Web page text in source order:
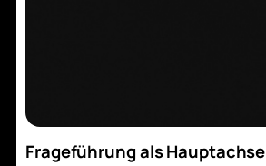
Frageführung als Hauptachse